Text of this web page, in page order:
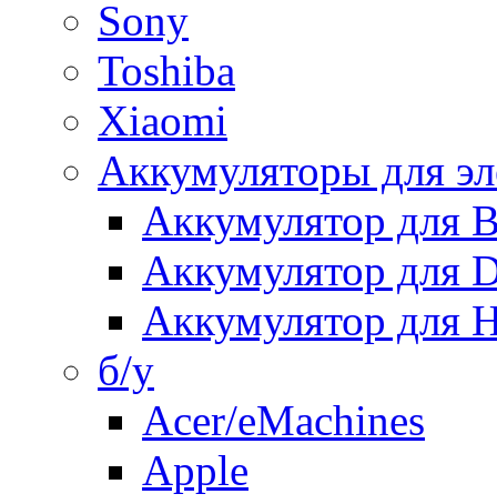
Sony
Toshiba
Xiaomi
Аккумуляторы для
Аккумулятор для
Аккумулятор для
Аккумулятор для
б/у
Acer/eMachines
Apple